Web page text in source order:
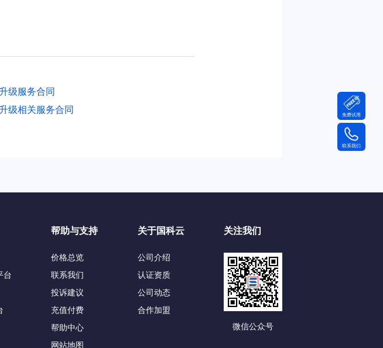
级服务合同
级相关服务合同
台
帮助与支持
价格总览
联系我们
投诉建议
充值付费
帮助中心
网站地图
关于国科云
公司介绍
认证资质
公司动态
合作加盟
关注我们
微信公众号
免费试用
联系我们